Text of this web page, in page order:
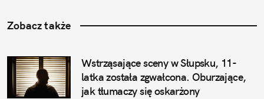
Zobacz także
Wstrząsające sceny w Słupsku, 11-
latka została zgwałcona. Oburzające,
jak tłumaczy się oskarżony